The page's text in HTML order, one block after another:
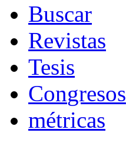
Buscar
Revistas
Tesis
Congresos
métricas